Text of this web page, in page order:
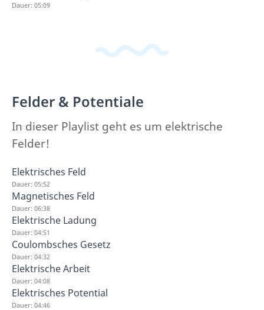
Dauer: 05:09
Felder & Potentiale
In dieser Playlist geht es um elektrische
Felder!
Elektrisches Feld
Dauer: 05:52
Magnetisches Feld
Dauer: 06:38
Elektrische Ladung
Dauer: 04:51
Coulombsches Gesetz
Dauer: 04:32
Elektrische Arbeit
Dauer: 04:08
Elektrisches Potential
Dauer: 04:46